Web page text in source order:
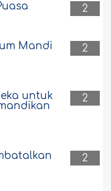
2
2
Mandi
2
untuk
2